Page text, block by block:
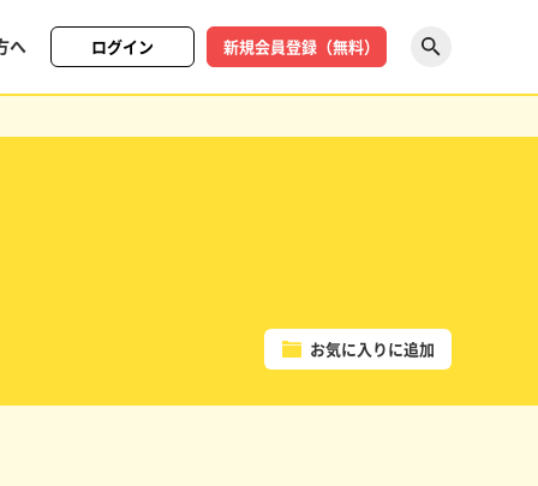
へ ログイン 新規会員登録（無料）
お気に入りに追加